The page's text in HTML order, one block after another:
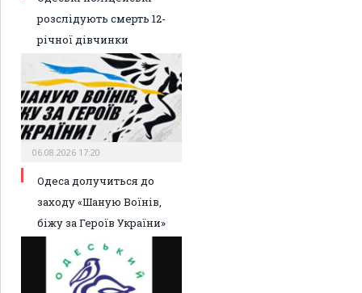
розслідують смерть 12-
річної дівчинки
06.08.2026 17:20
Одеса долучиться до
заходу «Шаную Воїнів,
біжу за Героїв України»